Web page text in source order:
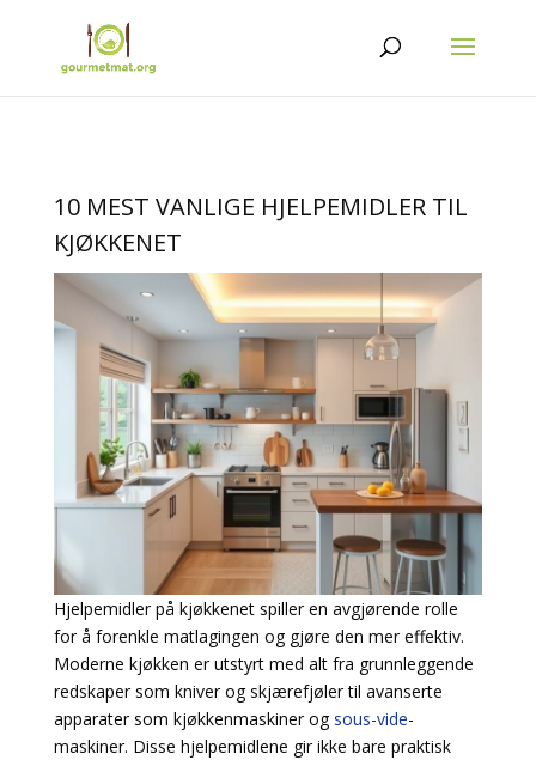
10 MEST VANLIGE HJELPEMIDLER TIL
KJØKKENET
Hjelpemidler på kjøkkenet spiller en avgjørende rolle
for å forenkle matlagingen og gjøre den mer effektiv.
Moderne kjøkken er utstyrt med alt fra grunnleggende
redskaper som kniver og skjærefjøler til avanserte
apparater som kjøkkenmaskiner og sous-vide-
maskiner. Disse hjelpemidlene gir ikke bare praktisk